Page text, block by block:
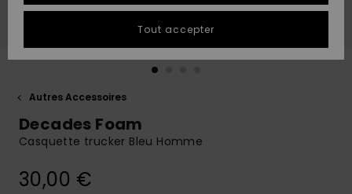
conversation
obtenir la
plus rapide
à votre
Autres Accessoires
Decades Foam
Casquette trucker Bleu Homme
30,00 €
Tout accepter